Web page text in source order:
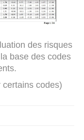
des risques
base des codes
codes)